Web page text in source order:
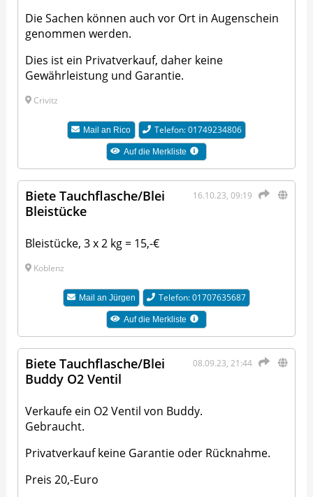
Die Sachen können auch vor Ort in Augenschein
genommen werden.
Dies ist ein Privatverkauf, daher keine
Gewährleistung und Garantie.
Crivitz
Mail an Rico Telefon: 01749234806
Auf die Merkliste
16.10.23, 09:19
Biete Tauchflasche/Blei
Bleistücke
Bleistücke, 3 x 2 kg = 15,-€
Koblenz
Mail an Jürgen Telefon: 01707635687
Auf die Merkliste
08.09.23, 21:44
Biete Tauchflasche/Blei
Buddy O2 Ventil
Verkaufe ein O2 Ventil von Buddy.
Gebraucht.
Privatverkauf keine Garantie oder Rücknahme.
Preis 20,-Euro